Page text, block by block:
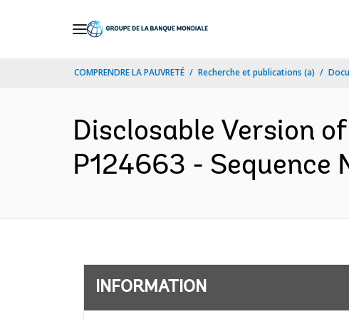
COMPRENDRE LA PAUVRETÉ Recherche et publications (a)
Disclosable Version
P124663 - Sequence
INFORMATION